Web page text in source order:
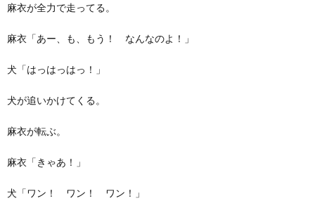
麻衣が全力で走ってる。
麻衣「あー、も、もう！ なんなのよ！」
犬「はっはっはっ！」
犬が追いかけてくる。
麻衣が転ぶ。
麻衣「きゃあ！」
犬「ワン！ ワン！ ワン！」